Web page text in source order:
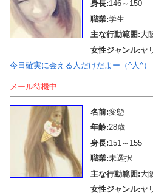
身長:146～150
職業:学生
主な行動範囲:大
女性ジャンル:ヤ
今日確実に会える人だけだよー（^人^）
メール待機中
名前:変態
年齢:28歳
身長:151～155
職業:未選択
主な行動範囲:大
女性ジャンル:ヤ